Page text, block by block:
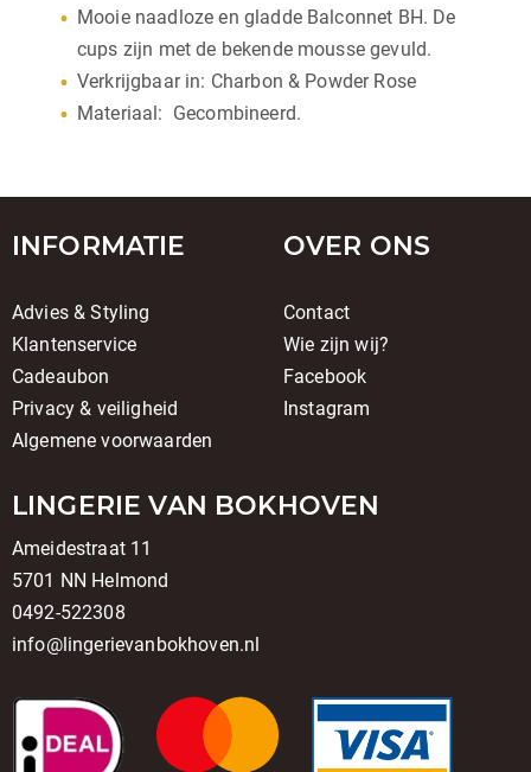
Mooie naadloze en gladde Balconnet BH. De
cups zijn met de bekende mousse gevuld.
Verkrijgbaar in: Charbon & Powder Rose
Materiaal: Gecombineerd.
INFORMATIE
Advies & Styling
Klantenservice
Cadeaubon
Privacy & veiligheid
Algemene voorwaarden
OVER ONS
Contact
Wie zijn wij?
Facebook
Instagram
LINGERIE VAN BOKHOVEN
Ameidestraat 11
5701 NN Helmond
0492-522308
info@lingerievanbokhoven.nl